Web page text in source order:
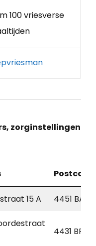
100 vriesverse
zorginstellingen
Postcode
15 A 4451 BA
4431 BP